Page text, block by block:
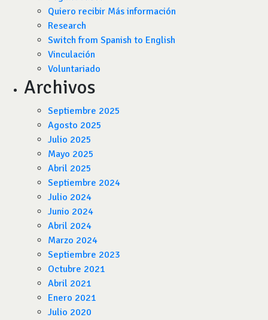
Quiero recibir Más información
Research
Switch from Spanish to English
Vinculación
Voluntariado
Archivos
Septiembre 2025
Agosto 2025
Julio 2025
Mayo 2025
Abril 2025
Septiembre 2024
Julio 2024
Junio 2024
Abril 2024
Marzo 2024
Septiembre 2023
Octubre 2021
Abril 2021
Enero 2021
Julio 2020